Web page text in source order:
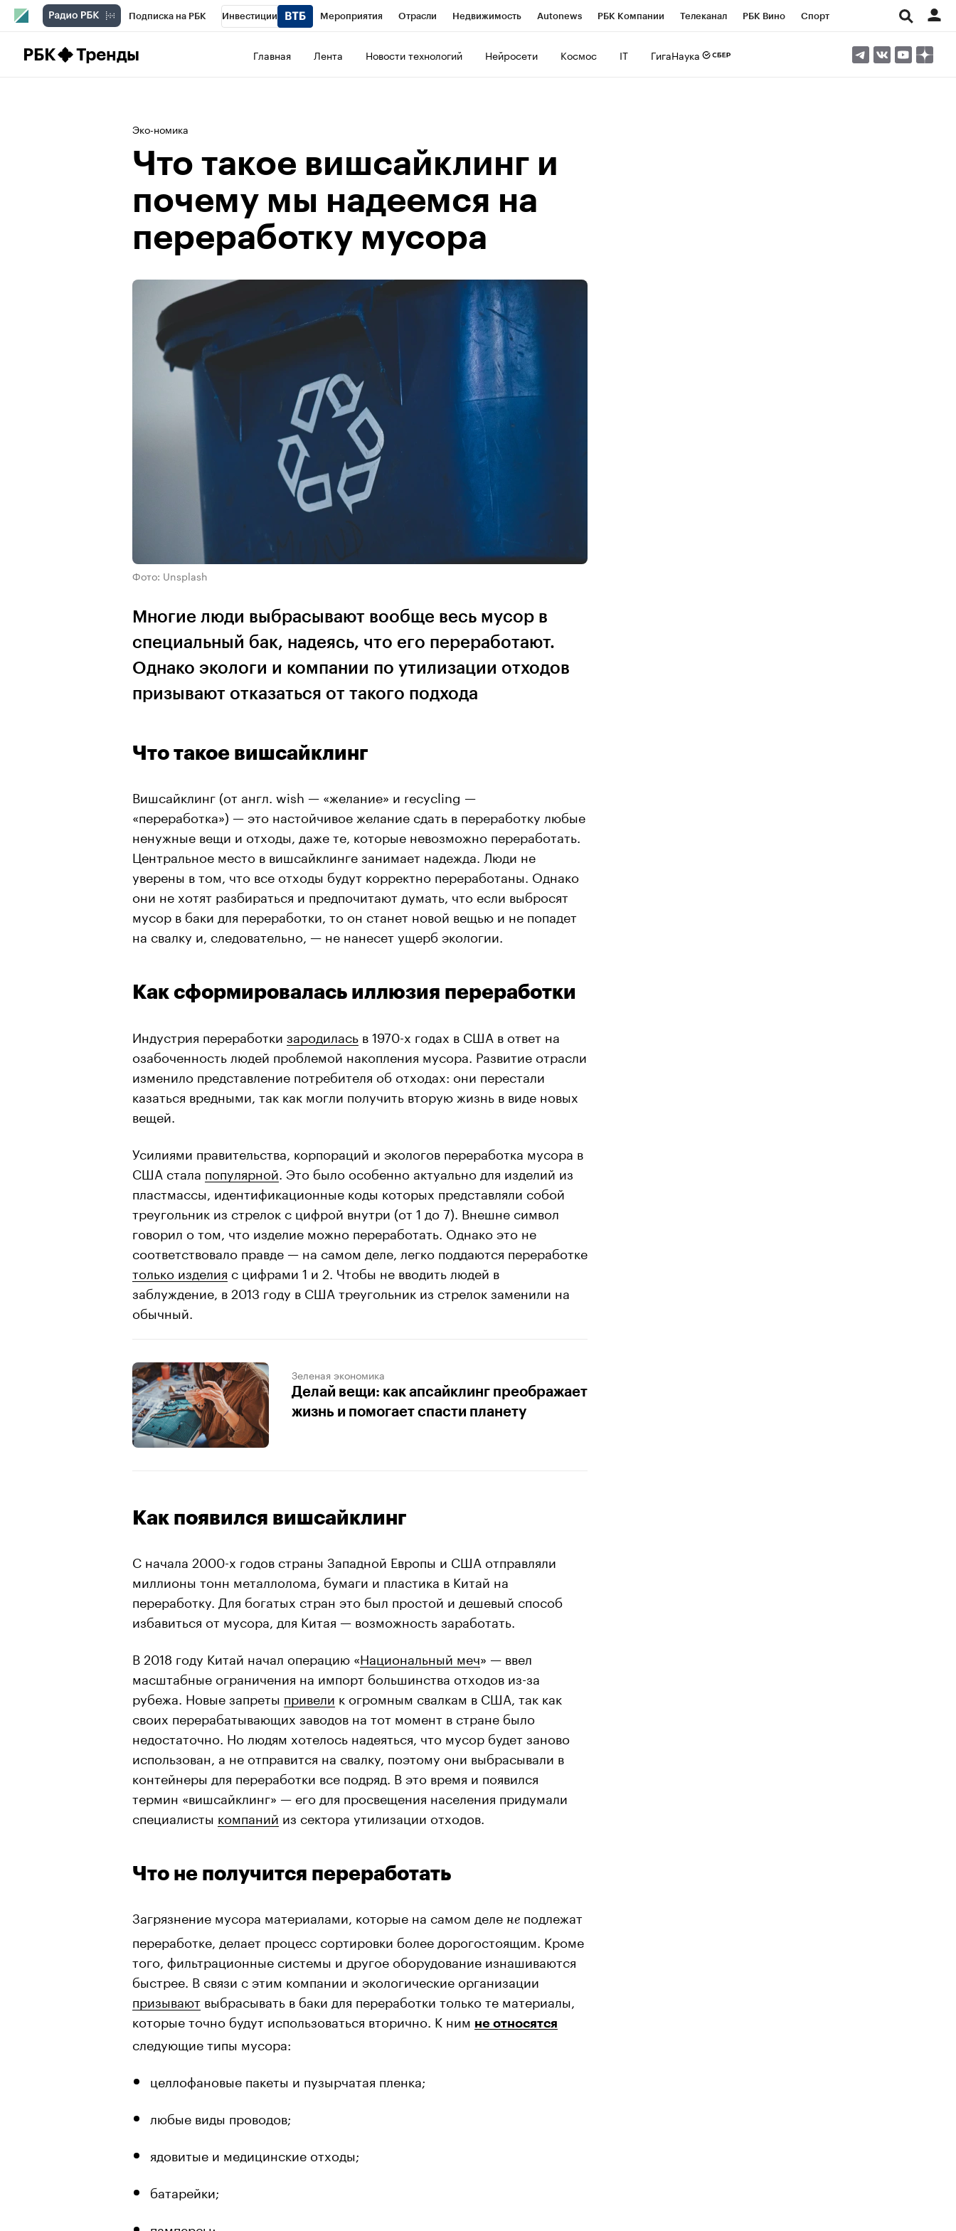
Подписка на РБК Инвестиции Мероприятия Отрасли Недвижимость Autonews РБК Компании Телеканал РБК Вино Спорт
РБК Тренды Главная Лента Новости технологий Нейросети Космос IT ГигаНаука
Эко-номика
Что такое вишсайклинг и
почему мы надеемся на
переработку мусора
Фото: Unsplash
Многие люди выбрасывают вообще весь мусор в
специальный бак, надеясь, что его переработают.
Однако экологи и компании по утилизации отходов
призывают отказаться от такого подхода
Что такое вишсайклинг
Вишсайклинг (от англ. wish — «желание» и recycling —
«переработка») — это настойчивое желание сдать в переработку любые
ненужные вещи и отходы, даже те, которые невозможно переработать.
Центральное место в вишсайклинге занимает надежда. Люди не
уверены в том, что все отходы будут корректно переработаны. Однако
они не хотят разбираться и предпочитают думать, что если выбросят
мусор в баки для переработки, то он станет новой вещью и не попадет
на свалку и, следовательно, — не нанесет ущерб экологии.
Как сформировалась иллюзия переработки
Индустрия переработки зародилась в 1970-х годах в США в ответ на
озабоченность людей проблемой накопления мусора. Развитие отрасли
изменило представление потребителя об отходах: они перестали
казаться вредными, так как могли получить вторую жизнь в виде новых
вещей.
Усилиями правительства, корпораций и экологов переработка мусора в
США стала популярной . Это было особенно актуально для изделий из
пластмассы, идентификационные коды которых представляли собой
треугольник из стрелок с цифрой внутри (от 1 до 7). Внешне символ
говорил о том, что изделие можно переработать. Однако это не
соответствовало правде — на самом деле, легко поддаются переработке
только изделия с цифрами 1 и 2. Чтобы не вводить людей в
заблуждение, в 2013 году в США треугольник из стрелок заменили на
обычный.
Зеленая экономика
Делай вещи: как апсайклинг преображает
жизнь и помогает спасти планету
Как появился вишсайклинг
С начала 2000-х годов страны Западной Европы и США отправляли
миллионы тонн металлолома, бумаги и пластика в Китай на
переработку. Для богатых стран это был простой и дешевый способ
избавиться от мусора, для Китая — возможность заработать.
В 2018 году Китай начал операцию «Национальный меч» — ввел
масштабные ограничения на импорт большинства отходов из-за
рубежа. Новые запреты привели к огромным свалкам в США, так как
своих перерабатывающих заводов на тот момент в стране было
недостаточно. Но людям хотелось надеяться, что мусор будет заново
использован, а не отправится на свалку, поэтому они выбрасывали в
контейнеры для переработки все подряд. В это время и появился
термин «вишсайклинг» — его для просвещения населения придумали
специалисты компаний из сектора утилизации отходов.
Что не получится переработать
Загрязнение мусора материалами, которые на самом деле не подлежат
переработке, делает процесс сортировки более дорогостоящим. Кроме
того, фильтрационные системы и другое оборудование изнашиваются
быстрее. В связи с этим компании и экологические организации
призывают выбрасывать в баки для переработки только те материалы,
которые точно будут использоваться вторично. К ним не относятся
следующие типы мусора:
целлофановые пакеты и пузырчатая пленка;
любые виды проводов;
ядовитые и медицинские отходы;
батарейки;